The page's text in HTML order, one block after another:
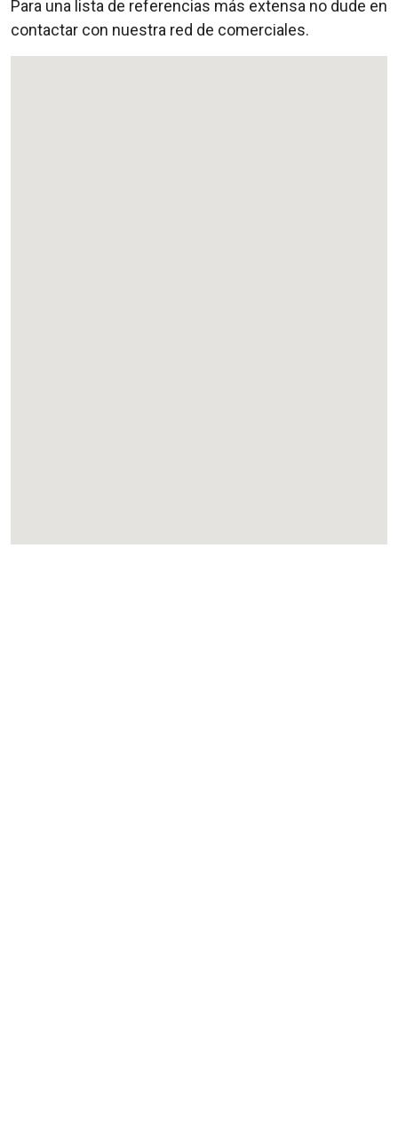
Para una lista de referencias más extensa no dude en
contactar con nuestra red de comerciales.